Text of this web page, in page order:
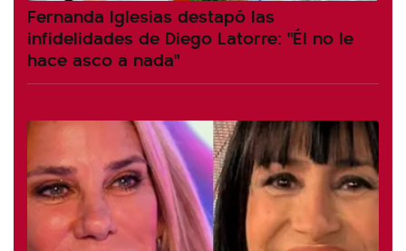
Fernanda Iglesias destapó las
infidelidades de Diego Latorre: "Él no le
hace asco a nada"